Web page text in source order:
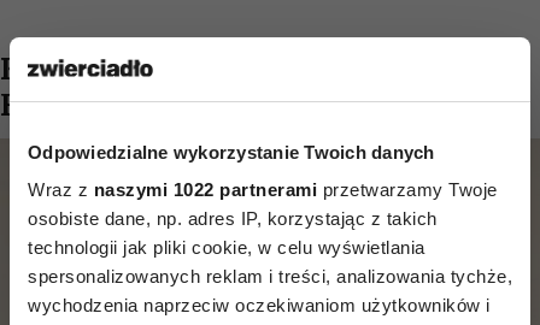
Odpowiedzialne wykorzystanie Twoich danych
Wraz z naszymi 1022 partnerami przetwarzamy Twoje
osobiste dane, np. adres IP, korzystając z takich
technologii jak pliki cookie, w celu wyświetlania
spersonalizowanych reklam i treści, analizowania tychże,
wychodzenia naprzeciw oczekiwaniom użytkowników i
Kampania TATUUM "TUUGETHER
FOREVER"